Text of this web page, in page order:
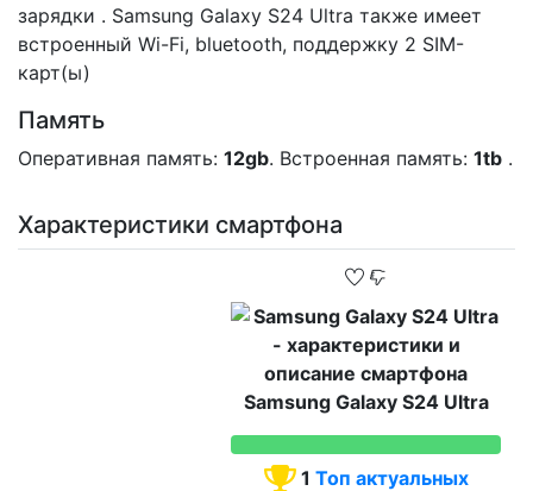
зарядки . Samsung Galaxy S24 Ultra также имеет
встроенный Wi-Fi, bluetooth, поддержку 2 SIM-
карт(ы)
Память
Оперативная память: 12gb. Встроенная память: 1tb .
Характеристики смартфона
Samsung Galaxy S24 Ultra
1 Топ актуальных